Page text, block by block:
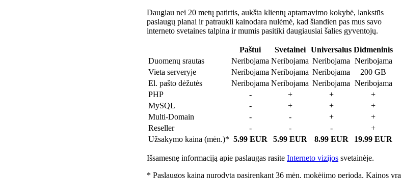
Daugiau nei 20 metų patirtis, aukšta klientų aptarnavimo kokybė, lankstūs
paslaugų planai ir patraukli kainodara nulėmė, kad šiandien pas mus savo
interneto svetaines talpina ir mumis pasitiki daugiausiai šalies gyventojų.
Paštui Svetainei Universalus Didmeninis
Duomenų srautas
Neribojama Neribojama Neribojama Neribojama
Vieta serveryje
Neribojama Neribojama Neribojama
200 GB
El. pašto dėžutės
Neribojama Neribojama Neribojama Neribojama
PHP
- + +
+
MySQL
- + +
+
Multi-Domain
- - +
+
Reseller
- - -
+
Užsakymo kaina (mėn.)* 5.99 EUR 5.99 EUR 8.99 EUR 19.99 EUR
Išsamesnę informaciją apie paslaugas rasite Interneto vizijos svetainėje.
* Paslaugos kaina nurodyta pasirenkant 36 mėn. mokėjimo periodą. Kainos yra